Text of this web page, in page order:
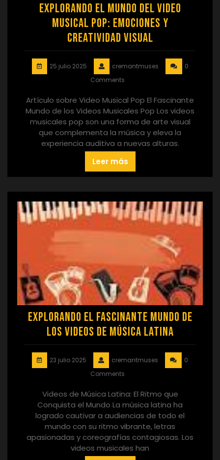
Explorando el Mundo del Video
Musical Pop: Emociones y
Creatividad Visual
25 julio 2025 cremantmuses
0
Comments
Artículo sobre Video Musical Pop El Fascinante
Mundo de los Videos Musicales Pop Los videos
musicales pop son una forma de arte visual
que complementa la música y eleva la
experiencia auditiva a nuevas alturas.
Leer más
Explorando el Fascinante Mundo de
los Videos de Música Latina
23 julio 2025 cremantmuses
0
Comments
Videos de Música Latina: El Ritmo que
Conquista el Mundo La música latina ha
logrado cautivar a audiencias de todo el
mundo con su ritmo vibrante, letras
apasionadas y coreografías contagiosas. Los
videos musicales han